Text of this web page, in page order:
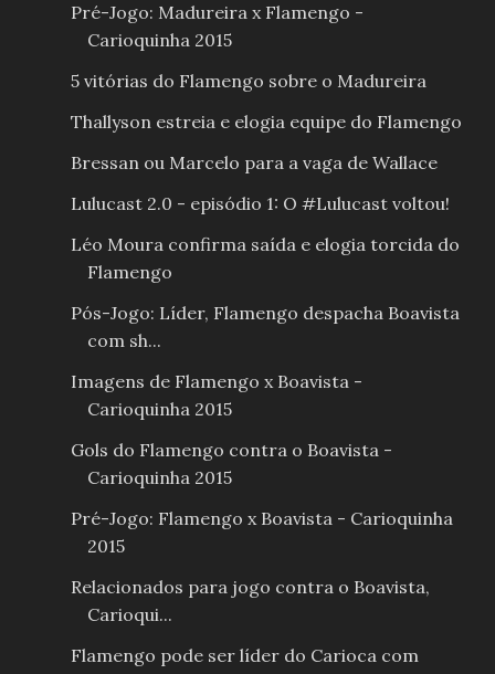
Pré-Jogo: Madureira x Flamengo -
Carioquinha 2015
5 vitórias do Flamengo sobre o Madureira
Thallyson estreia e elogia equipe do Flamengo
Bressan ou Marcelo para a vaga de Wallace
Lulucast 2.0 - episódio 1: O #Lulucast voltou!
Léo Moura confirma saída e elogia torcida do
Flamengo
Pós-Jogo: Líder, Flamengo despacha Boavista
com sh...
Imagens de Flamengo x Boavista -
Carioquinha 2015
Gols do Flamengo contra o Boavista -
Carioquinha 2015
Pré-Jogo: Flamengo x Boavista - Carioquinha
2015
Relacionados para jogo contra o Boavista,
Carioqui...
Flamengo pode ser líder do Carioca com